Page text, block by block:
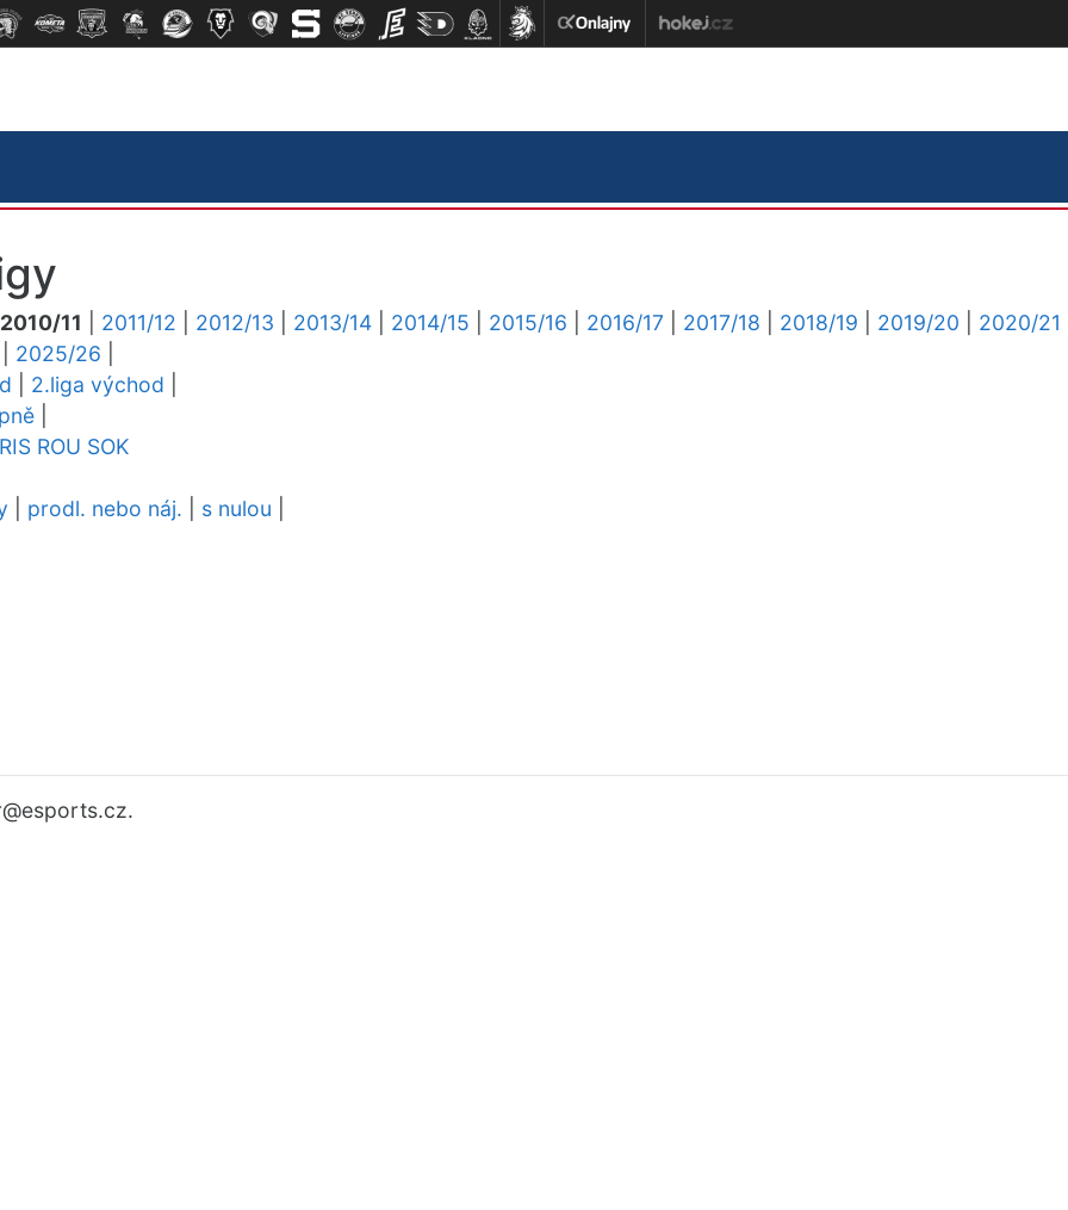
2010/11 2011/12 2012/13 2013/14 2014/15 2015/16 2016/17 2017/18 2018/19 2019/20
2020/21
2025/26
2.liga východ
RIS ROU SOK
prodl. nebo náj. s nulou
@esports.cz.